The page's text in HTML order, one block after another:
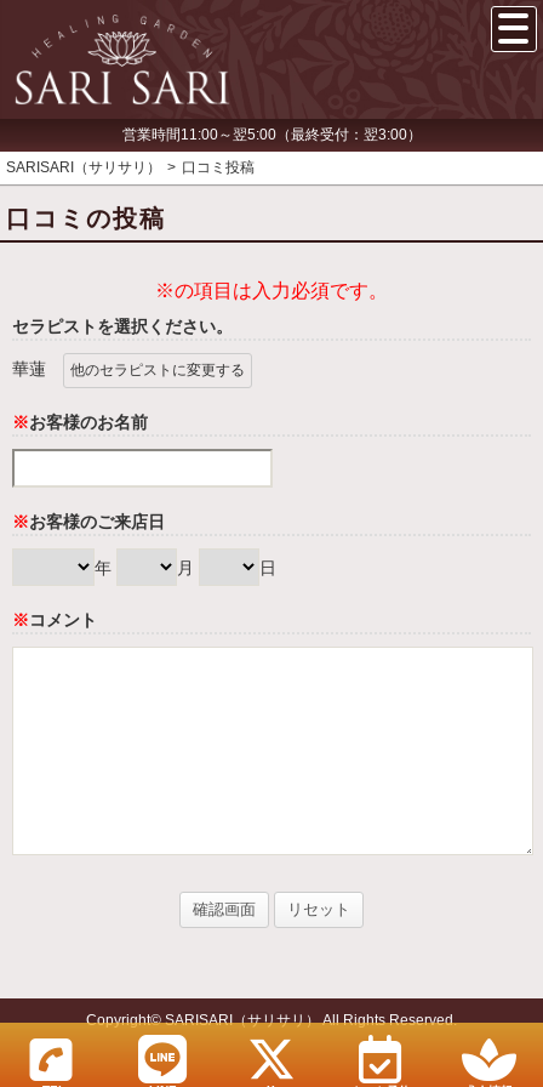
営業時間11:00～翌5:00（最終受付：翌3:00）
SARISARI（サリサリ）
口コミ投稿
口コミの投稿
※の項目は入力必須です。
セラピストを選択ください。
華蓮 他のセラピストに変更する
※お客様のお名前
※お客様のご来店日
年 月 日
※コメント
Copyright© SARISARI（サリサリ） All Rights Reserved.